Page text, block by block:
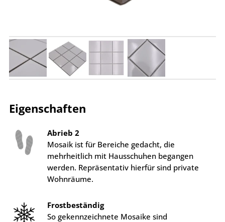
Eigenschaften
Abrieb 2
Mosaik ist für Bereiche gedacht, die
mehrheitlich mit Hausschuhen begangen
werden. Repräsentativ hierfür sind private
Wohnräume.
Frostbeständig
So gekennzeichnete Mosaike sind